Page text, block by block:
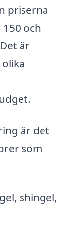
priserna
och
är
är det
som
shingel,